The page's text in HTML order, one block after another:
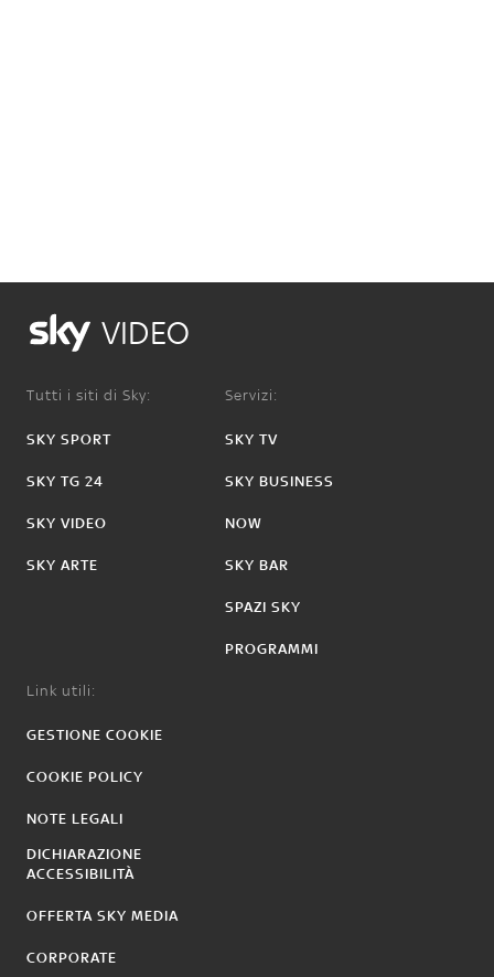
VIDEO
Tutti i siti di Sky:
SKY SPORT
SKY TG 24
SKY VIDEO
SKY ARTE
Servizi:
SKY TV
SKY BUSINESS
NOW
SKY BAR
SPAZI SKY
PROGRAMMI
Link utili:
GESTIONE COOKIE
COOKIE POLICY
NOTE LEGALI
DICHIARAZIONE
ACCESSIBILITÀ
OFFERTA SKY MEDIA
CORPORATE